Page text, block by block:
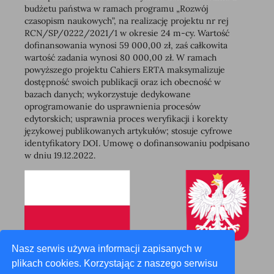
Nasz serwis używa informacji zapisanych w
plikach cookies. Korzystając z naszego serwisu
budżetu państwa w ramach programu „Rozwój
czasopism naukowych”, na realizację projektu nr rej
RCN/SP/0222/2021/1 w okresie 24 m-cy. Wartość
dofinansowania wynosi 59 000,00 zł, zaś całkowita
wartość zadania wynosi 80 000,00 zł. W ramach
powyższego projektu Cahiers ERTA maksymalizuje
dostępność swoich publikacji oraz ich obecność w
bazach danych; wykorzystuje dedykowane
oprogramowanie do usprawnienia procesów
edytorskich; usprawnia proces weryfikacji i korekty
językowej publikowanych artykułów; stosuje cyfrowe
identyfikatory DOI. Umowę o dofinansowaniu podpisano
w dniu 19.12.2022.